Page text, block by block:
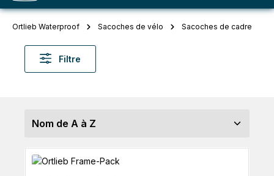
Ortlieb Waterproof Sacoches de vélo Sacoches de cadre
Filtre